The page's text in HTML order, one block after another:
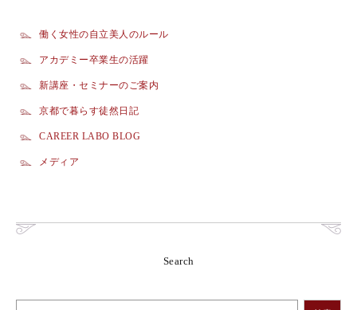
働く女性の自立美人のルール
アカデミー卒業生の活躍
新講座・セミナーのご案内
京都で暮らす徒然日記
CAREER LABO BLOG
メディア
Search